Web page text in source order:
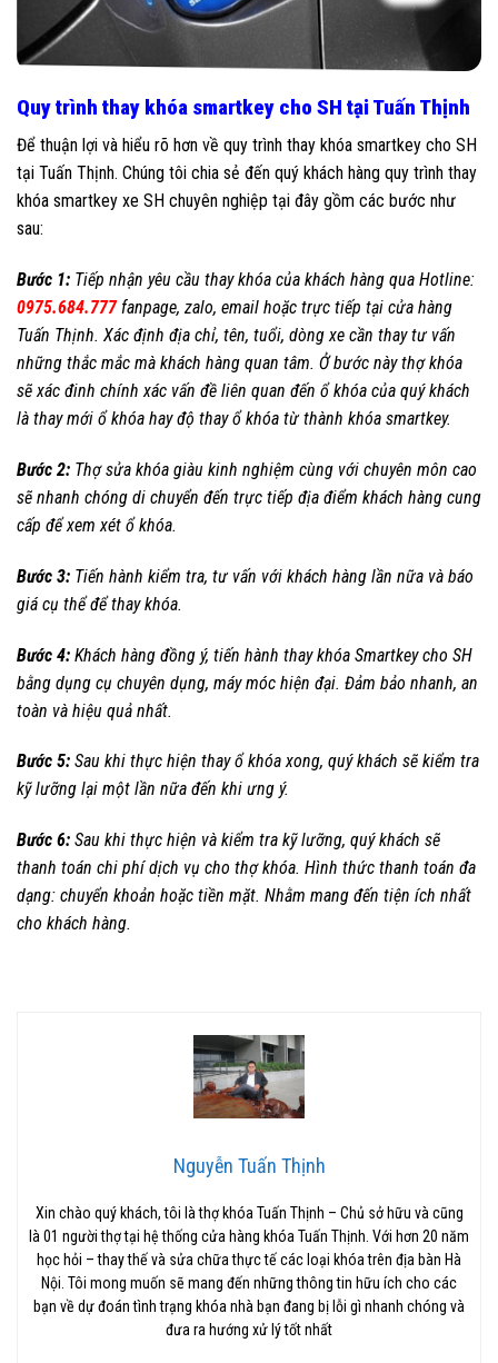
Quy trình thay khóa smartkey cho SH tại Tuấn Thịnh
Để thuận lợi và hiểu rõ hơn về quy trình thay khóa smartkey cho SH
tại Tuấn Thịnh. Chúng tôi chia sẻ đến quý khách hàng quy trình thay
khóa smartkey xe SH chuyên nghiệp tại đây gồm các bước như
sau:
Bước 1: Tiếp nhận yêu cầu thay khóa của khách hàng qua Hotline:
0975.684.777fanpage, zalo, email hoặc trực tiếp tại cửa hàng
Tuấn Thịnh. Xác định địa chỉ, tên, tuổi, dòng xe cần thay tư vấn
những thắc mắc mà khách hàng quan tâm. Ở bước này thợ khóa
sẽ xác đinh chính xác vấn đề liên quan đến ổ khóa của quý khách
là thay mới ổ khóa hay độ thay ổ khóa từ thành khóa smartkey.
Bước 2: Thợ sửa khóa giàu kinh nghiệm cùng với chuyên môn cao
sẽ nhanh chóng di chuyển đến trực tiếp địa điểm khách hàng cung
cấp để xem xét ổ khóa.
Bước 3: Tiến hành kiểm tra, tư vấn với khách hàng lần nữa và báo
giá cụ thể để thay khóa.
Bước 4: Khách hàng đồng ý, tiến hành thay khóa Smartkey cho SH
bằng dụng cụ chuyên dụng, máy móc hiện đại. Đảm bảo nhanh, an
toàn và hiệu quả nhất.
Bước 5: Sau khi thực hiện thay ổ khóa xong, quý khách sẽ kiểm tra
kỹ lưỡng lại một lần nữa đến khi ưng ý.
Bước 6: Sau khi thực hiện và kiểm tra kỹ lưỡng, quý khách sẽ
thanh toán chi phí dịch vụ cho thợ khóa. Hình thức thanh toán đa
dạng: chuyển khoản hoặc tiền mặt. Nhằm mang đến tiện ích nhất
cho khách hàng.
Nguyễn Tuấn Thịnh
Xin chào quý khách, tôi là thợ khóa Tuấn Thịnh – Chủ sở hữu và cũng
là 01 người thợ tại hệ thống cửa hàng khóa Tuấn Thịnh. Với hơn 20 năm
học hỏi – thay thế và sửa chữa thực tế các loại khóa trên địa bàn Hà
Nội. Tôi mong muốn sẽ mang đến những thông tin hữu ích cho các
bạn về dự đoán tình trạng khóa nhà bạn đang bị lỗi gì nhanh chóng và
đưa ra hướng xử lý tốt nhất